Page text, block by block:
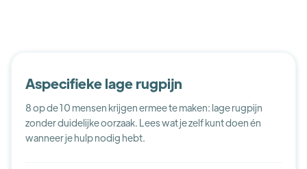
Aspecifieke lage rugpijn
8 op de 10 mensen krijgen ermee te maken: lage rugpijn
zonder duidelijke oorzaak. Lees wat je zelf kunt doen én
wanneer je hulp nodig hebt.